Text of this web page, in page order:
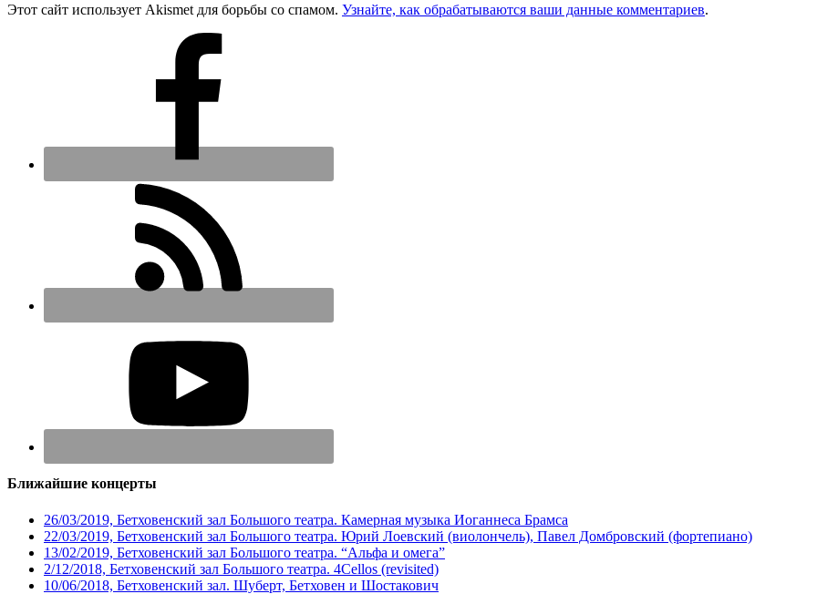
Этот сайт использует Akismet для борьбы со спамом. Узнайте, как обрабатываются ваши данные комментариев.
Ближайшие концерты
26/03/2019, Бетховенский зал Большого театра. Камерная музыка Иоганнеса Брамса
22/03/2019, Бетховенский зал Большого театра. Юрий Лоевский (виолончель), Павел Домбровский (фортепиано)
13/02/2019, Бетховенский зал Большого театра. “Альфа и омега”
2/12/2018, Бетховенский зал Большого театра. 4Cellos (revisited)
10/06/2018, Бетховенский зал. Шуберт, Бетховен и Шостакович